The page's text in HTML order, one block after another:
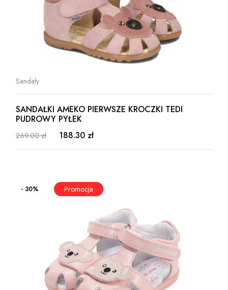
Sandały
SANDAŁKI AMEKO PIERWSZE KROCZKI TEDI
PUDROWY PYŁEK
269.00 zł 188.30 zł
- 30%